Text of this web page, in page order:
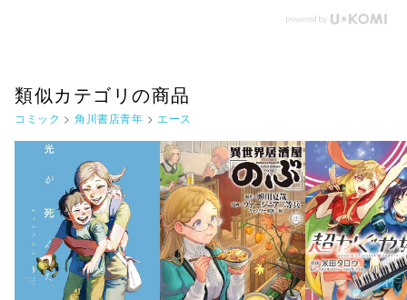
類似カテゴリの商品
コミック > 角川書店青年 > エース